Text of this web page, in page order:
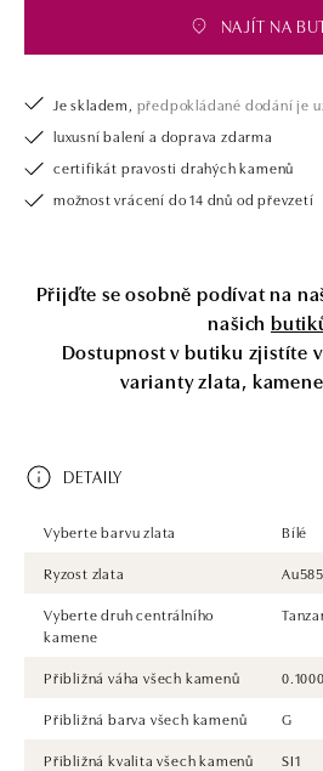
NAJÍT NA
Je skladem, předpokládané dodání je
luxusní balení a doprava zdarma
certifikát pravosti drahých kamenů
možnost vrácení do 14 dnů od převzetí
Přijďte se osobně podívat na
našich
Dostupnost v butiku zjistíte
varianty zlata,
DETAILY
Vyberte barvu zlata
Bílé
Ryzost zlata
Au585
Vyberte druh centrálního
kamene
Přibližná váha všech kamenů
Přibližná barva všech kamenů
G
Přibližná kvalita všech kamenů
SI1